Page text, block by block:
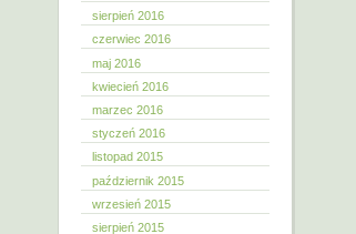
sierpień 2016
czerwiec 2016
maj 2016
kwiecień 2016
marzec 2016
styczeń 2016
listopad 2015
październik 2015
wrzesień 2015
sierpień 2015